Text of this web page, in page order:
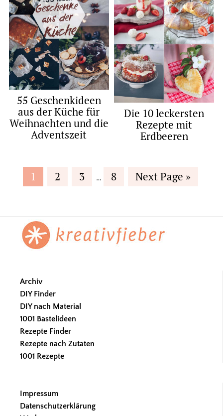
55 Geschenkideen
aus der Küche für
Weihnachten und die
Adventszeit
Die 10 leckersten
Rezepte mit
Erdbeeren
Page
1 Page
2 Page
3
Interim
… Page
8
Go
Next Page »
Footer
Archiv
DIY Finder
DIY nach Material
1001 Bastelideen
Rezepte Finder
Rezepte nach Zutaten
1001 Rezepte
Impressum
Datenschutzerklärung